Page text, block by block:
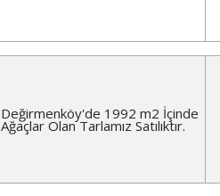
Değirmenköy'de 1992 m2 İçinde
Ağaçlar Olan Tarlamız Satılıktır.